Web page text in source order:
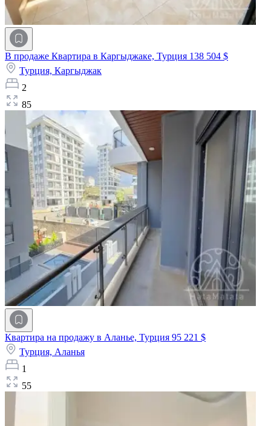
В продаже Квартира в Каргыджаке, Турция 138 504 $
Турция, Каргыджак
2
85
Квартира на продажу в Аланье, Турция 95 221 $
Турция, Аланья
1
55